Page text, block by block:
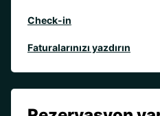
Check-in
Faturalarınızı yazdırın